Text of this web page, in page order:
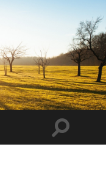
Toggle